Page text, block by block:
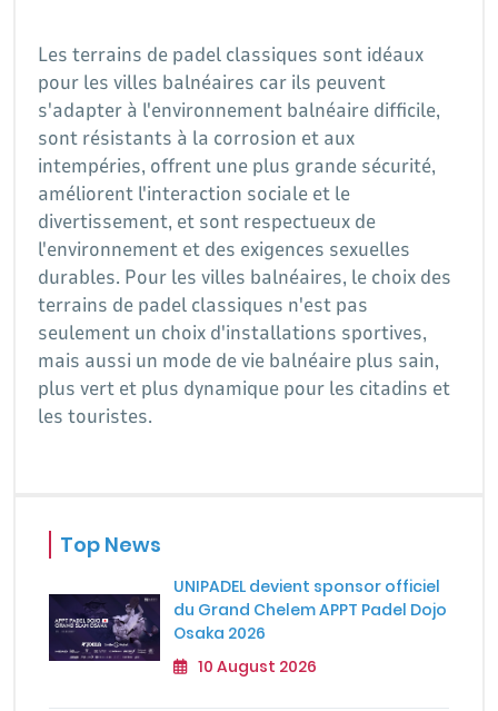
Les terrains de padel classiques sont idéaux
pour les villes balnéaires car ils peuvent
s'adapter à l'environnement balnéaire difficile,
sont résistants à la corrosion et aux
intempéries, offrent une plus grande sécurité,
améliorent l'interaction sociale et le
divertissement, et sont respectueux de
l'environnement et des exigences sexuelles
durables. Pour les villes balnéaires, le choix des
terrains de padel classiques n'est pas
seulement un choix d'installations sportives,
mais aussi un mode de vie balnéaire plus sain,
plus vert et plus dynamique pour les citadins et
les touristes.
Top News
UNIPADEL devient sponsor officiel
du Grand Chelem APPT Padel Dojo
Osaka 2026
10 August 2026